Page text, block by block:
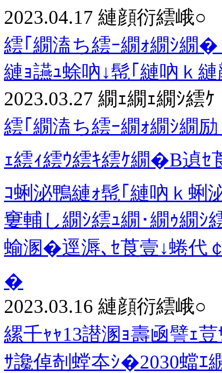
2023.04.17 縺顔衍繧峨○
繧｢繝溘ち繧ｰ繝ｫ繝ｼ繝
縺ｮ讌ｭ蜍吶↓髢｢縺吶ｋ
2023.03.27 繝ｪ繝ｪ繝ｼ繧ｹ
繧｢繝溘ち繧ｰ繝ｫ繝ｼ繝
ｪ繧ｨ繧ｳ繧ｷ繧ｹ繝�Β遉ｾ
ｺ蜊泌鴨縺ｫ髢｢縺吶ｋ
窶輔し繝ｼ繧ｭ繝･繝ｩ繝ｼ
蝓溷�逕溽､ｾ莨壹↓蜷代
�
2023.03.16 縺顔衍繧峨○
縲千ｬｬ13譛溷ｮ壽凾譬ｪ
ｻ讒倬剞螳夲ｼ�2030蟷ｴ